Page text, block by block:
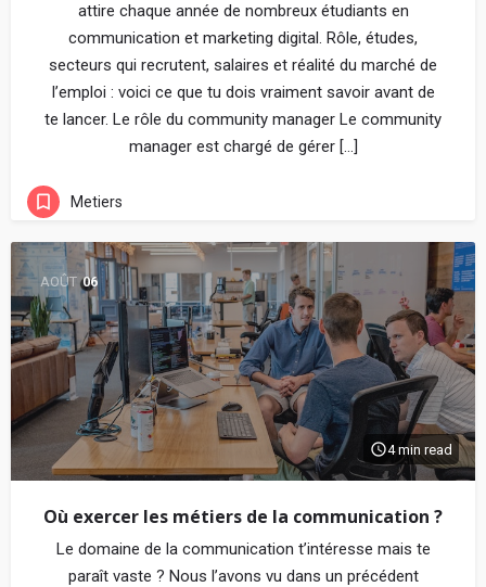
attire chaque année de nombreux étudiants en
communication et marketing digital. Rôle, études,
secteurs qui recrutent, salaires et réalité du marché de
l’emploi : voici ce que tu dois vraiment savoir avant de
te lancer. Le rôle du community manager Le community
manager est chargé de gérer […]
Metiers
AOÛT 06
4 min read
Où exercer les métiers de la communication ?
Le domaine de la communication t’intéresse mais te
paraît vaste ? Nous l’avons vu dans un précédent